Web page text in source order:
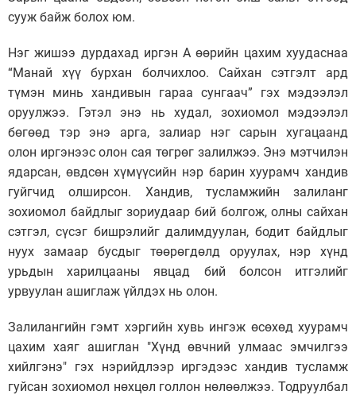
сууж байж болох юм.
Нэг жишээ дурдахад иргэн А өөрийн цахим хуудаснаа
“Манай хүү бурхан болчихлоо. Сайхан сэтгэлт ард
түмэн минь хандивын гараа сунгаач” гэх мэдээлэл
оруулжээ. Гэтэл энэ нь худал, зохиомол мэдээлэл
бөгөөд тэр энэ арга, залиар нэг сарын хугацаанд
олон иргэнээс олон сая төгрөг залилжээ. Энэ мэтчилэн
ядарсан, өвдсөн хүмүүсийн нэр барин хуурамч хандив
гуйгчид олширсон. Хандив, тусламжийн залиланг
зохиомол байдлыг зориудаар бий болгож, олны сайхан
сэтгэл, сүсэг бишрэлийг далимдуулан, бодит байдлыг
нуух замаар бусдыг төөрөгдөлд оруулах, нэр хүнд
урьдын харилцааны явцад бий болсон итгэлийг
урвуулан ашиглаж үйлдэх нь олон.
Залилангийн гэмт хэргийн хувь ингэж өсөхөд хуурамч
цахим хаяг ашиглан "Хүнд өвчний улмаас эмчилгээ
хийлгэнэ" гэх нэрийдлээр иргэдээс хандив тусламж
гуйсан зохиомол нөхцөл голлон нөлөөлжээ. Тодруулбал